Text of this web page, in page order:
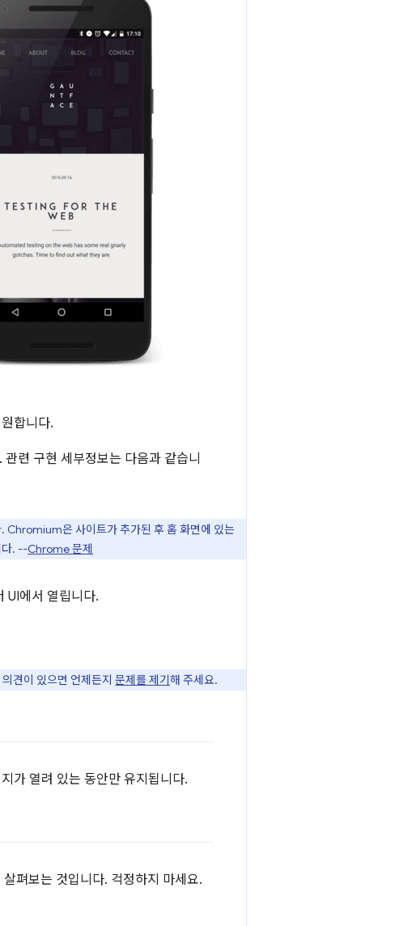
합니다.
련 구현 세부정보는 다음과 같습니
Chromium은 사이트가 추가된 후 홈 화면에 있는
다. --Chrome 문제
UI에서 열립니다.
견이 있으면 언제든지 문제를 제기해 주세요.
가 열려 있는 동안만 유지됩니다.
펴보는 것입니다. 걱정하지 마세요.